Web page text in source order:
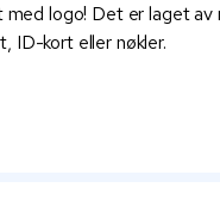
logo! Det er laget av
ID-kort eller nøkler.